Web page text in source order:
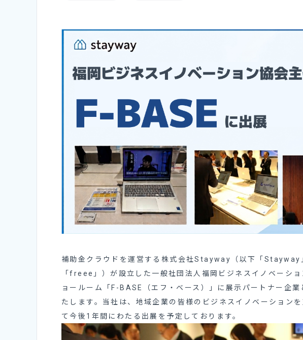
補助金クラウドを運営する株式会社Stayway（以下「Stayway
「freee」）が設立した一般社団法人福岡ビジネスイノベーシ
ョールーム「F-BASE（エフ・ベース）」に展示パートナー企
たします。 当社は、地域企業の皆様のビジネスイノベーション
て今後1年間にわたる出展を予定しております。